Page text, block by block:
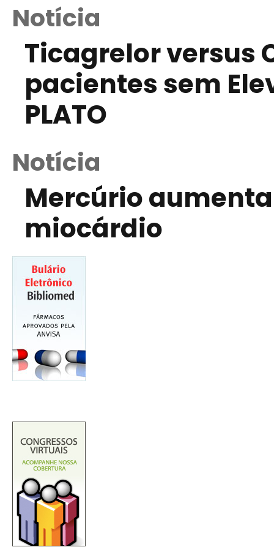
Notícia
Ticagrelor versus
pacientes sem
PLATO
Notícia
Mercúrio
miocárdio